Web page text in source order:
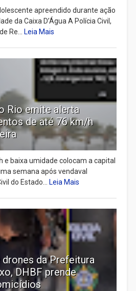
apreendido durante ação
da Caixa D’Água A Polícia Civil,
Re...
Leia Mais
Rio emite alerta
de até 76 km/h
e baixa umidade colocam a capital
semana após vendaval
do Estado...
Leia Mais
da Prefeitura
DHBF prende